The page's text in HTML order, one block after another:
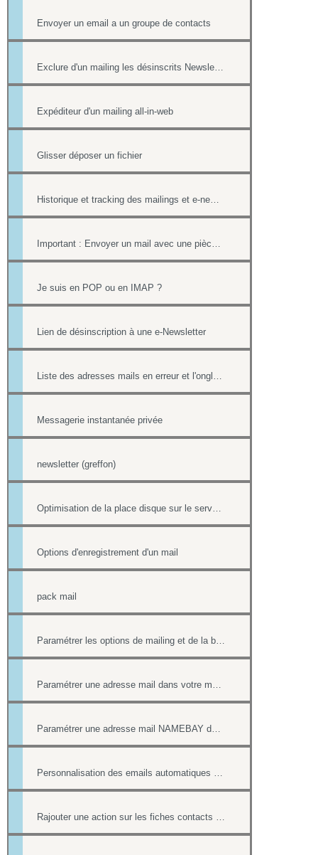
Envoyer un email a un groupe de contacts
Exclure d'un mailing les désinscrits Newsletter et les mails en erreur
Expéditeur d'un mailing all-in-web
Glisser déposer un fichier
Historique et tracking des mailings et e-newsletters
Important : Envoyer un mail avec une pièce jointe sans erreur
Je suis en POP ou en IMAP ?
Lien de désinscription à une e-Newsletter
Liste des adresses mails en erreur et l'onglet Reporting
Messagerie instantanée privée
newsletter (greffon)
Optimisation de la place disque sur le serveur de mail
Options d'enregistrement d'un mail
pack mail
Paramétrer les options de mailing et de la boîte contact
Paramétrer une adresse mail dans votre messagerie
Paramétrer une adresse mail NAMEBAY dans votre messagerie
Personnalisation des emails automatiques avec présence des login / mot de passe
Rajouter une action sur les fiches contacts de chacun des destinataires d'un mailing